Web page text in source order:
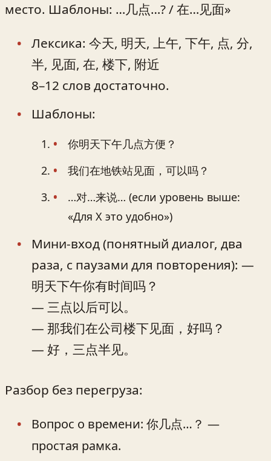
место. Шаблоны: …几点…? / 在…见面»
Лексика: 今天, 明天, 上午, 下午, 点, 分,
半, 见面, 在, 楼下, 附近
8–12 слов достаточно.
Шаблоны:
你明天下午几点方便？
我们在地铁站见面，可以吗？
…对…来说… (если уровень выше:
«Для X это удобно»)
Мини-вход (понятный диалог, два
раза, с паузами для повторения): —
明天下午你有时间吗？
— 三点以后可以。
— 那我们在公司楼下见面，好吗？
— 好，三点半见。
Разбор без перегруза:
Вопрос о времени: 你几点…？ —
простая рамка.